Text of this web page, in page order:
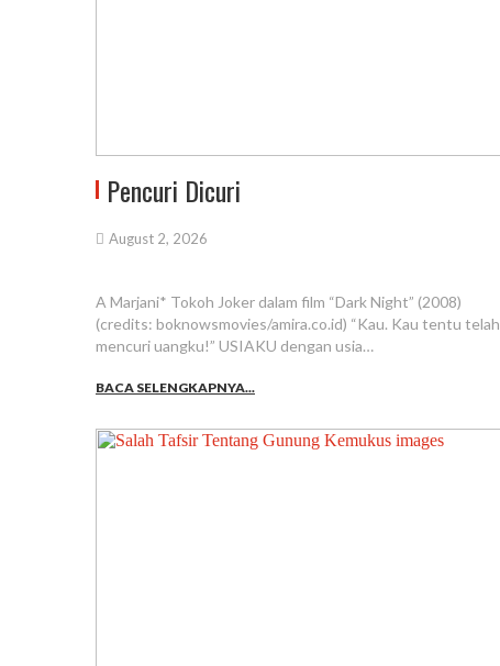
Pencuri Dicuri
August 2, 2026
A Marjani* Tokoh Joker dalam film “Dark Night” (2008)
(credits: boknowsmovies/amira.co.id) “Kau. Kau tentu telah
mencuri uangku!” USIAKU dengan usia…
BACA SELENGKAPNYA...